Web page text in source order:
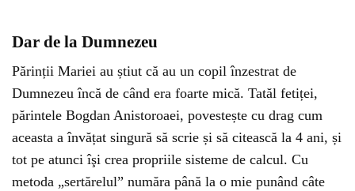
Dar de la Dumnezeu
Părinții Mariei au știut că au un copil înzestrat de
Dumnezeu încă de când era foarte mică. Tatăl fetiței,
părintele Bogdan Anistoroaei, povestește cu drag cum
aceasta a învățat singură să scrie și să citească la 4 ani, și
tot pe atunci îşi crea propriile sisteme de calcul. Cu
metoda „sertărelul” număra până la o mie punând câte